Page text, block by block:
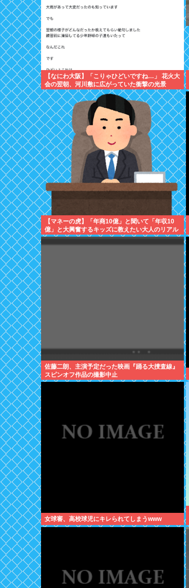
【なにわ大阪】「こりゃひどいですね…」 花火大
会の翌朝、河川敷に広がっていた衝撃の光景
【マネーの虎】「年商10億」と聞いて「年収10
億」と大興奮するキッズに教えたい大人のリアル
佐藤二朗、主演予定だった映画『踊る大捜査線』
スピンオフ作品の撮影中止
女球審、高校球児にキレられてしまうwww